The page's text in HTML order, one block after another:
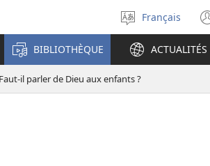
Sélectionner
la
langue
Français
BIBLIOTHÈQUE ACTUALITÉS
Faut-il parler de Dieu aux enfants ?